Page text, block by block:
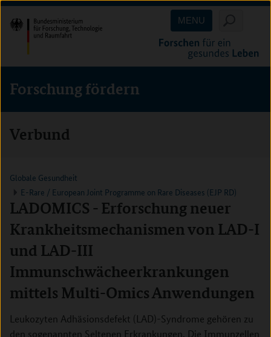
Direkt
zum
Inhalt
(Eingabetaste)
Direkt
zum
Hauptmenu
(Eingabetaste)
Direkt
zur
Suche
(Eingabetaste)
MENU
Forschung fördern
Verbund
Globale Gesundheit
E-Rare / European Joint Programme on Rare Diseases (EJP RD)
LADOMICS - Erforschung neuer
Krankheitsmechanismen von LAD-I
und LAD-III
Immunschwächeerkrankungen
mittels Multi-Omics Anwendungen
Leukozyten Adhäsionsdefekt (LAD)-Syndrome gehören zu
den sogenannten Seltenen Erkrankungen. Die Immunzellen